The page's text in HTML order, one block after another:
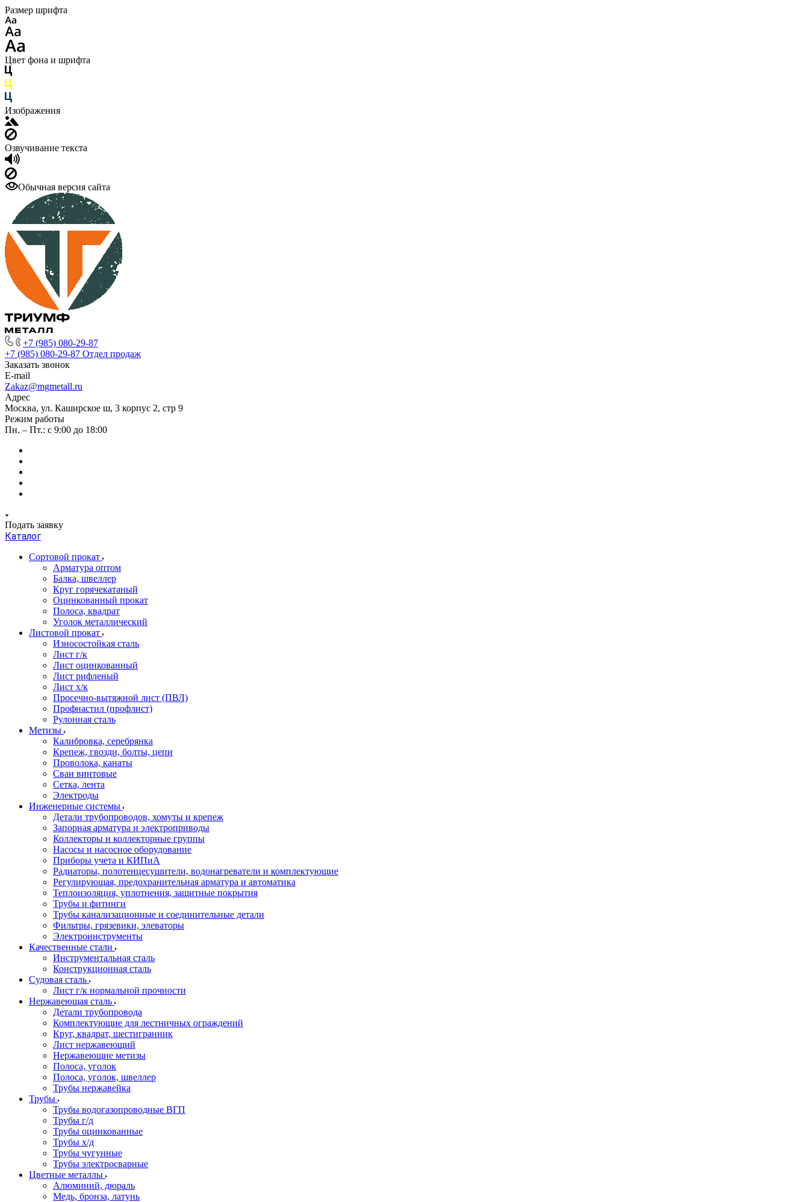
Размер шрифта
Цвет фона и шрифта
Изображения
Озвучивание текста
Обычная версия сайта
+7 (985) 080-29-87
+7 (985) 080-29-87 Отдел продаж
Заказать звонок
E-mail
Zakaz@mgmetall.ru
Адрес
Москва, ул. Каширское ш, 3 корпус 2, стр 9
Режим работы
Пн. – Пт.: с 9:00 до 18:00
Подать заявку
Каталог
Сортовой прокат
Арматура оптом
Балка, швеллер
Круг горячекатаный
Оцинкованный прокат
Полоса, квадрат
Уголок металлический
Листовой прокат
Износостойкая сталь
Лист г/к
Лист оцинкованный
Лист рифленый
Лист х/к
Просечно-вытяжной лист (ПВЛ)
Профнастил (профлист)
Рулонная сталь
Метизы
Калибровка, серебрянка
Крепеж, гвозди, болты, цепи
Проволока, канаты
Сваи винтовые
Сетка, лента
Электроды
Инженерные системы
Детали трубопроводов, хомуты и крепеж
Запорная арматура и электроприводы
Коллекторы и коллекторные группы
Насосы и насосное оборудование
Приборы учета и КИПиА
Радиаторы, полотенцесушители, водонагреватели и комплектующие
Регулирующая, предохранительная арматура и автоматика
Теплоизоляция, уплотнения, защитные покрытия
Трубы и фитинги
Трубы канализационные и соединительные детали
Фильтры, грязевики, элеваторы
Электроинструменты
Качественные стали
Инструментальная сталь
Конструкционная сталь
Судовая сталь
Лист г/к нормальной прочности
Нержавеющая сталь
Детали трубопровода
Комплектующие для лестничных ограждений
Круг, квадрат, шестигранник
Лист нержавеющий
Нержавеющие метизы
Полоса, уголок
Полоса, уголок, швеллер
Трубы нержавейка
Трубы
Трубы водогазопроводные ВГП
Трубы г/д
Трубы оцинкованные
Трубы х/д
Трубы чугунные
Трубы электросварные
Цветные металлы
Алюминий, дюраль
Медь, бронза, латунь